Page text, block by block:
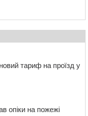
тариф на проїзд у
опіки на пожежі